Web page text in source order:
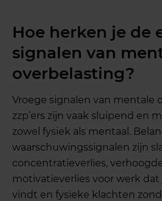
Hoe herken je de
signalen van
overbelasting?
Vroege signalen van mentale
zzp’ers zijn vaak sluipend en
zowel fysiek als mentaal.
waarschuwingssignalen zijn
concentratieverlies,
motivatieverlies voor werk dat
vindt en fysieke klachten